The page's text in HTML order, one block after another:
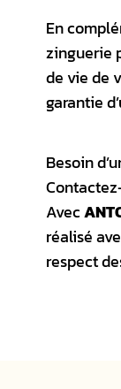
En
zinguerie
de vie de
garantie
Besoin
Avec
réalisé
respect